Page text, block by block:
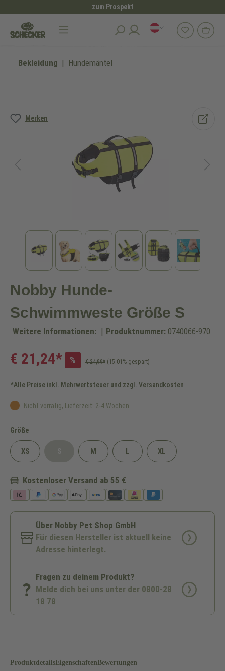
zum Prospekt
Bekleidung Hundemäntel
Merken
Bildergalerie überspringen
Nobby Hunde-
Schwimmweste Größe S
Weitere Informationen: | Produktnummer: 0740066-970
€ 21,24* % € 24,99* (15.01% gespart)
*Alle Preise inkl. Mehrwertsteuer und zzgl. Versandkosten
Nicht vorrätig, Lieferzeit: 2-4 Wochen
Größeauswählen
XS (Diese Option ist zurzeit nicht verfügbar.)
M L XL
Kostenloser Versand ab 55 €
Über Nobby Pet Shop GmbH
Für diesen Hersteller ist aktuell keine
Adresse hinterlegt.
Fragen zu deinem Produkt?
Melde dich bei uns unter der 0800-28
18 78
ProduktdetailsEigenschaftenBewertungen